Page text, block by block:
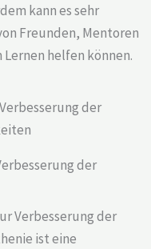
kann es sehr
Freunden, Mentoren
helfen können.
der
Verbesserung der
ist eine